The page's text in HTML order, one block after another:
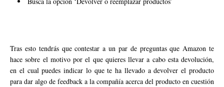
Tras esto tendrás que contestar a un par de preguntas que Amazon te
hace sobre el motivo por el que quieres llevar a cabo esta devolución,
en el cual puedes indicar lo que te ha llevado a devolver el producto
para dar algo de feedback a la compañía acerca del producto en cuestión